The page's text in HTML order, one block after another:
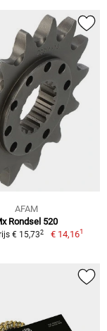
AFAM
Rondsel 520
€ 15,732 € 14,161